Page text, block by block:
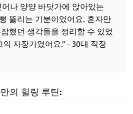
나 양양 바닷가에 앉아있는
뚫리는 기분이었어요. 혼자만
했던 생각들을 정리할 수 있었
자장가였어요." - 30대 직장
의 힐링 루틴: